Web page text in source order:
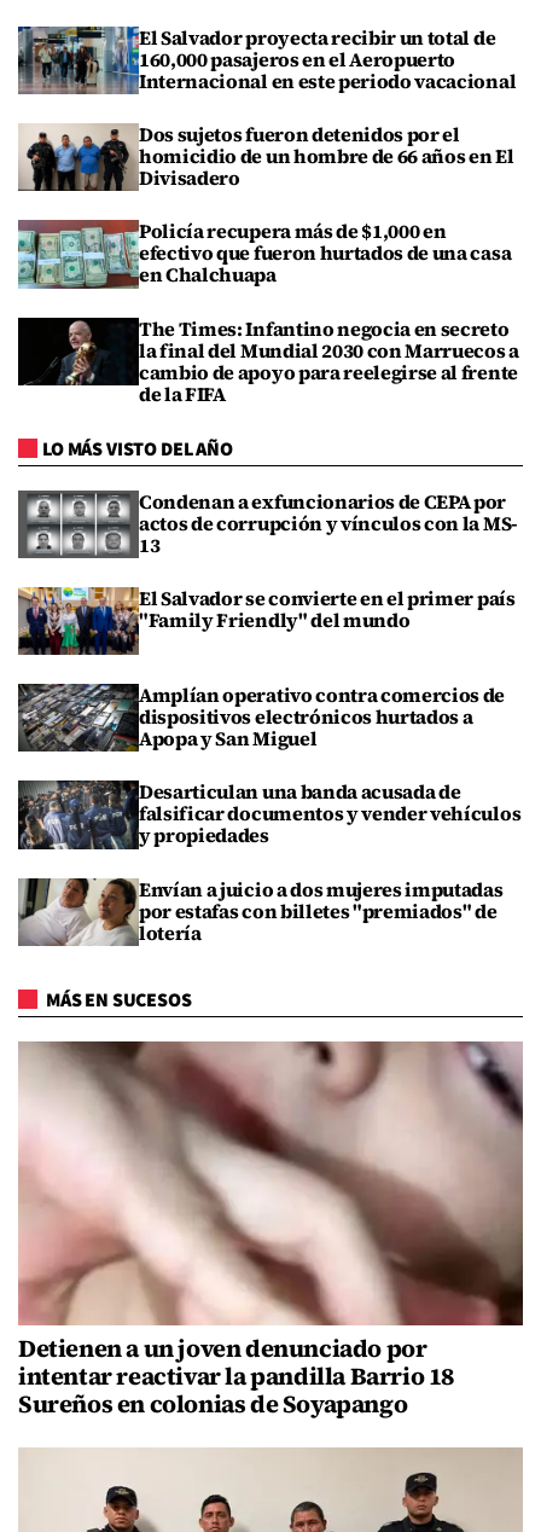
El Salvador proyecta recibir un total de
160,000 pasajeros en el Aeropuerto
Internacional en este periodo vacacional
Dos sujetos fueron detenidos por el
homicidio de un hombre de 66 años en El
Divisadero
Policía recupera más de $1,000 en
efectivo que fueron hurtados de una casa
en Chalchuapa
The Times: Infantino negocia en secreto
la final del Mundial 2030 con Marruecos a
cambio de apoyo para reelegirse al frente
de la FIFA
LO MÁS VISTO DEL AÑO
Condenan a exfuncionarios de CEPA por
actos de corrupción y vínculos con la MS-
13
El Salvador se convierte en el primer país
"Family Friendly" del mundo
Amplían operativo contra comercios de
dispositivos electrónicos hurtados a
Apopa y San Miguel
Desarticulan una banda acusada de
falsificar documentos y vender vehículos
y propiedades
Envían a juicio a dos mujeres imputadas
por estafas con billetes "premiados" de
lotería
MÁS EN SUCESOS
Detienen a un joven denunciado por
intentar reactivar la pandilla Barrio 18
Sureños en colonias de Soyapango